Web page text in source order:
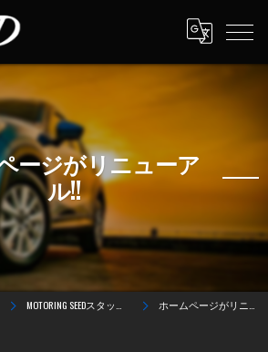
ージがリニューア
ル!!
MOTORING SEEDスタッフのぼやき ホームページがリニューアル!!